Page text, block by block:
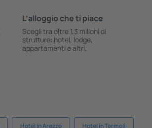
L’alloggio che ti piace
Scegli tra oltre 1,3 milioni di
strutture: hotel, lodge,
appartamenti e altri.
Hotel in Arezzo Hotel in Termoli